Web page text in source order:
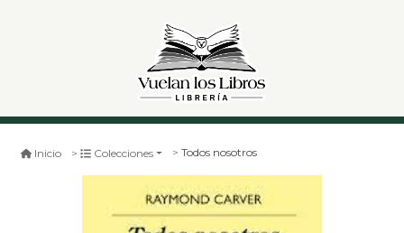
Inicio Colecciones Todos nosotros